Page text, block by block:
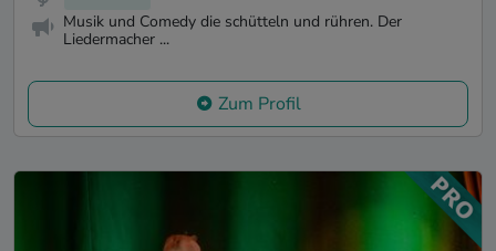
Musik und Comedy die schütteln und rühren. Der
Liedermacher ...
Zum Profil